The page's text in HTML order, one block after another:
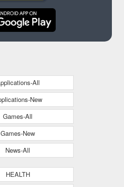
All
New
Games-All
Games-New
News-All
HEALTH